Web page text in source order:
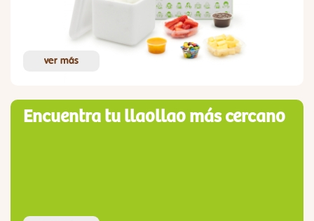
ver más
Encuentra tu llaollao más cercano